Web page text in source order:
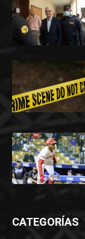
CATEGORÍAS